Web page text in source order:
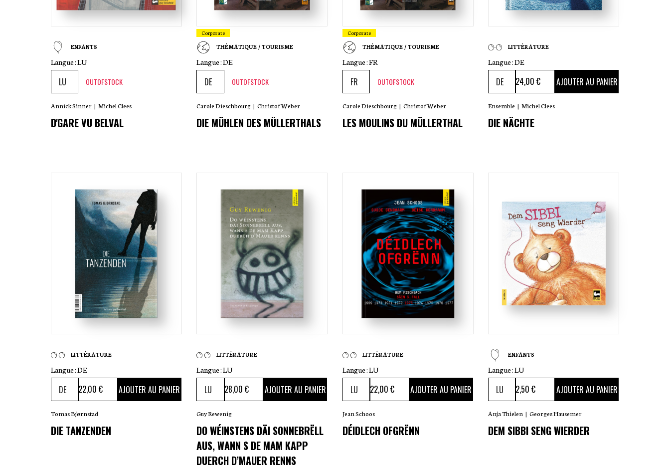
ENFANTS
Langue :LU
OUTOFSTOCK
Annick Sinner | Michel Clees
D'GARE VU BELVAL
Corporate
THÉMATIQUE / TOURISME
Langue :DE
OUTOFSTOCK
Carole Dieschbourg | Christof Weber
DIE MÜHLEN DES MÜLLERTHALS
Corporate
THÉMATIQUE / TOURISME
Langue :FR
OUTOFSTOCK
Carole Dieschbourg | Christof Weber
LES MOULINS DU MÜLLERTHAL
LITTÉRATURE
Langue :DE
24,00 € AJOUTER AU PANIER
Ensemble | Michel Clees
DIE NÄCHTE
LITTÉRATURE
Langue :DE
22,00 € AJOUTER AU PANIER
Tomas Bjørnstad
DIE TANZENDEN
LITTÉRATURE
Langue :LU
28,00 € AJOUTER AU PANIER
Guy Rewenig
DO WÉINSTENS DÄI SONNEBRËLL
AUS, WANN S DE MAM KAPP
DUERCH D’MAUER RENNS
LITTÉRATURE
Langue :LU
22,00 € AJOUTER AU PANIER
Jean Schoos
DÉIDLECH OFGRËNN
ENFANTS
Langue :LU
2,50 € AJOUTER AU PANIER
Anja Thielen | Georges Hausemer
DEM SIBBI SENG WIERDER